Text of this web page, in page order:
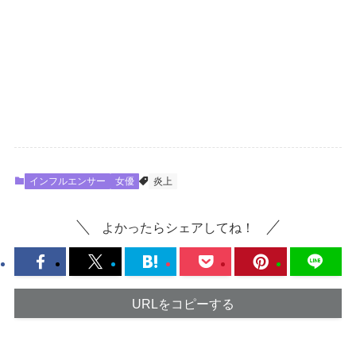
インフルエンサー 女優 炎上
よかったらシェアしてね！
URLをコピーする